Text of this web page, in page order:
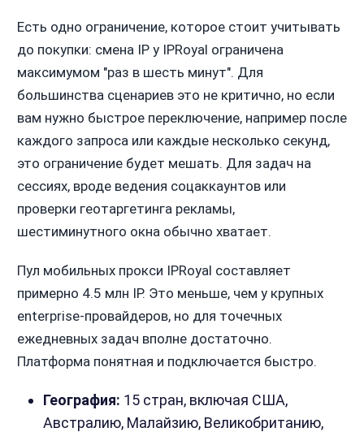
Есть одно ограничение, которое стоит учитывать
до покупки: смена IP у IPRoyal ограничена
максимумом "раз в шесть минут". Для
большинства сценариев это не критично, но если
вам нужно быстрое переключение, например после
каждого запроса или каждые несколько секунд,
это ограничение будет мешать. Для задач на
сессиях, вроде ведения соцаккаунтов или
проверки геотаргетинга рекламы,
шестиминутного окна обычно хватает.
Пул мобильных прокси IPRoyal составляет
примерно 4.5 млн IP. Это меньше, чем у крупных
enterprise-провайдеров, но для точечных
ежедневных задач вполне достаточно.
Платформа понятная и подключается быстро.
География: 15 стран, включая США,
Австралию, Малайзию, Великобританию,